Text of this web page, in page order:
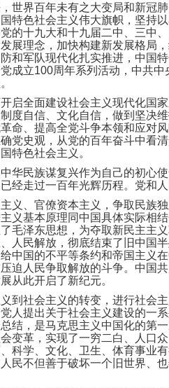
世界百年未有之大变局和新冠
色社会主义伟大旗帜，坚持
的十九大和十九届二中、三中
展理念，加快构建新发展格局
和军队现代化扎实推进，中国
成立100周年系列活动，中共
启全面建设社会主义现代化国
度自信、文化自信，做到坚决
命、提高全党斗争本领和应对
党史观，从党的百年奋斗中看
特色社会主义。
民族谋复兴作为自己的初心
走过一百年光辉历程。党和
义、官僚资本主义，争取民族
义基本原理同中国具体实际相
毛泽东思想，为夺取新民主主
人民解放，彻底结束了旧中国
中国的不平等条约和帝国主义
人民争取解放的斗争。中国
从此开启了新纪元。
到社会主义的转变，进行社会
人提出关于社会主义建设的一
结，是马克思主义中国化的第
变革，实现了一穷二白、人口
学、文化、卫生、体育事业
民不但善于破坏一个旧世界、